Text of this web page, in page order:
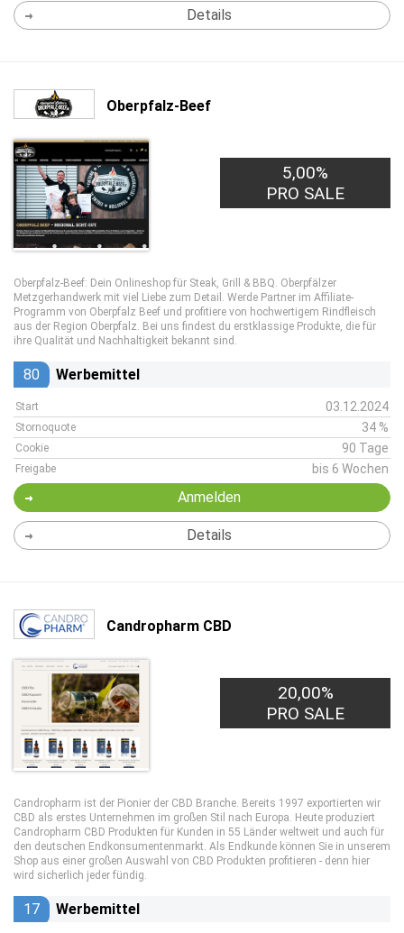
Details
Oberpfalz-Beef
5,00%
PRO SALE
Oberpfalz-Beef: Dein Onlineshop für Steak, Grill & BBQ. Oberpfälzer
Metzgerhandwerk mit viel Liebe zum Detail. Werde Partner im Affiliate-
Programm von Oberpfalz Beef und profitiere von hochwertigem Rindfleisch
aus der Region Oberpfalz. Bei uns findest du erstklassige Produkte, die für
ihre Qualität und Nachhaltigkeit bekannt sind.
80 Werbemittel
Start 03.12.2024
Stornoquote 34 %
Cookie 90 Tage
Freigabe bis 6 Wochen
Anmelden
Details
Candropharm CBD
20,00%
PRO SALE
Candropharm ist der Pionier der CBD Branche. Bereits 1997 exportierten wir
CBD als erstes Unternehmen im großen Stil nach Europa. Heute produziert
Candropharm CBD Produkten für Kunden in 55 Länder weltweit und auch für
den deutschen Endkonsumentenmarkt. Als Endkunde können Sie in unserem
Shop aus einer großen Auswahl von CBD Produkten profitieren - denn hier
wird sicherlich jeder fündig.
17 Werbemittel